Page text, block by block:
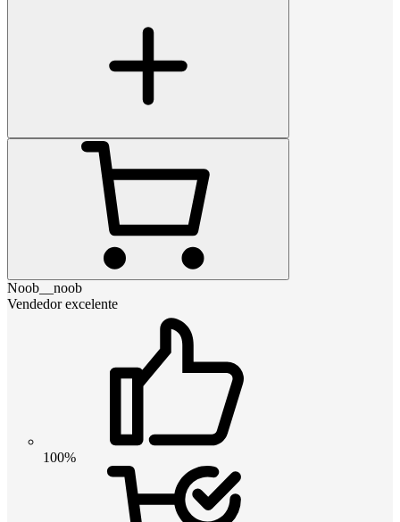
Noob__noob
Vendedor excelente
100%